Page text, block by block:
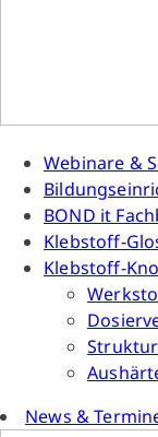
Webinare &
BOND it
Klebstoff-
Klebstoff-
News &